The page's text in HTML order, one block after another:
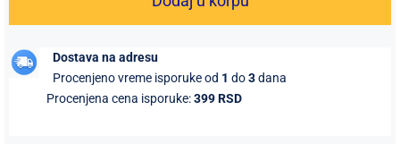
od
Dostava na adresu
Procenjeno vreme isporuke od 1 do3dana
Procenjena cena isporuke:399 RSD